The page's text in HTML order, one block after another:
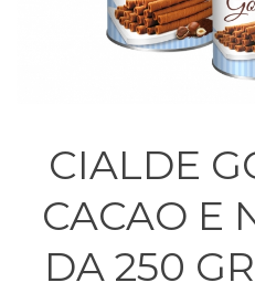
CIALDE
CACAO E
DA 250